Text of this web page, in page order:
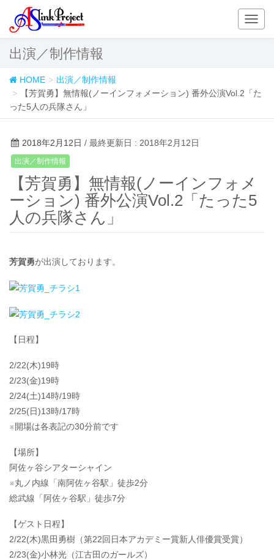
T
e
t
i
出演／制作情報
HOME
出演／制作情報
【芳賀勇】無情報(ノーインフォメーション) 番外公演Vol.2「た
った5人の兵隊さん」
2018年2月12日 / 最終更新日 : 2018年2月12日
出演／制作情報
【芳賀勇】無情報(ノーインフォメ
ーション) 番外公演Vol.2「たった5
人の兵隊さん」
芳賀勇が出演しております。
【日程】
2/22(木)19時
2/23(金)19時
2/24(土)14時/19時
2/25(日)13時/17時
※開場は各表記の30分前です
【場所】
阿佐ヶ谷シアターシャイン
※丸ノ内線「南阿佐ヶ谷駅」徒歩2分
総武線「阿佐ヶ谷駅」徒歩7分
【ゲスト日程】
2/22(木)黒田勇樹（第22回日本アカデミー賞新人俳優賞受賞）
2/23(金)小林光（江古田のガールズ）